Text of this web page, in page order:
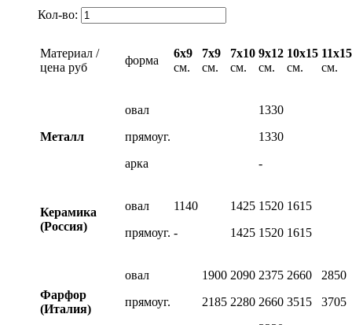
Кол-во:
Материал /
цена руб
форма
6х9
см.
7х9
см.
7х10
см.
9х12
см.
10х15
см.
11х15
см.
Металл
овал
прямоуг.
арка
1330
1330
-
Керамика
(Россия)
овал
прямоуг.
1140
-
1425
1425
1520
1520
1615
1615
Фарфор
(Италия)
овал
прямоуг.
1900
2185
2090
2280
2375
2660
2660
3515
2850
3705